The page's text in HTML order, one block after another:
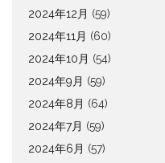
2024年12月 (59)
2024年11月 (60)
2024年10月 (54)
2024年9月 (59)
2024年8月 (64)
2024年7月 (59)
2024年6月 (57)